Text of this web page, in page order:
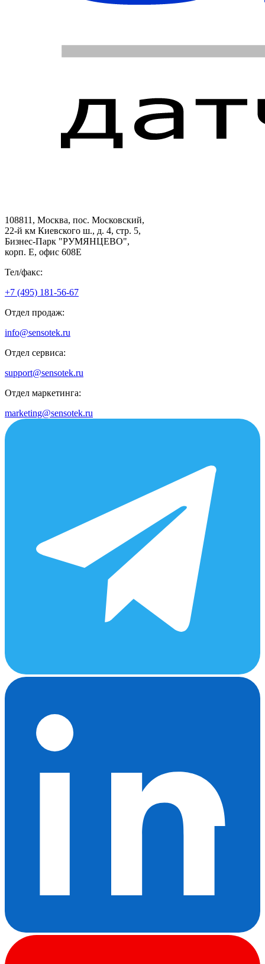
108811, Москва, пос. Московский,
22-й км Киевского ш., д. 4, стр. 5,
Бизнес-Парк "РУМЯНЦЕВО",
корп. Е, офис 608E
Тел/факс:
+7 (495) 181-56-67
Отдел продаж:
info@sensotek.ru
Отдел сервиса:
support@sensotek.ru
Отдел маркетинга:
marketing@sensotek.ru